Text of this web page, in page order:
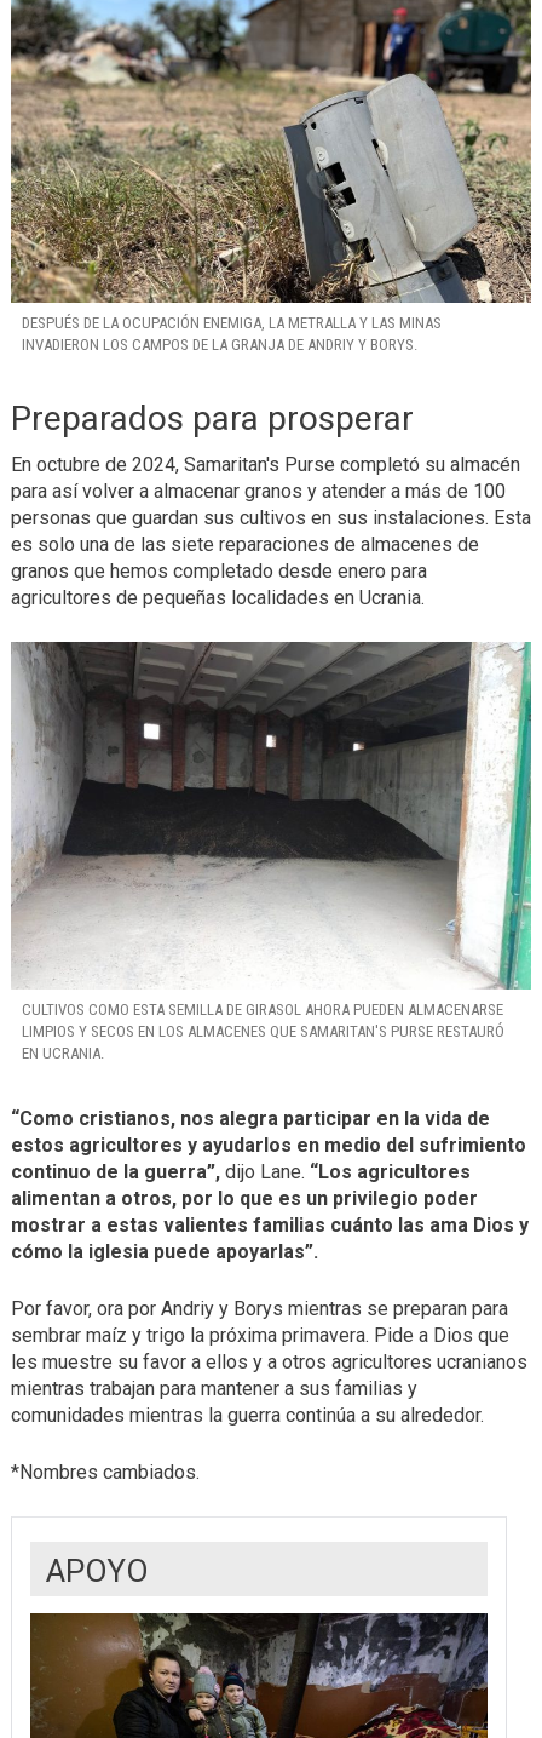
DESPUÉS DE LA OCUPACIÓN ENEMIGA, LA METRALLA Y LAS MINAS
INVADIERON LOS CAMPOS DE LA GRANJA DE ANDRIY Y BORYS.
Preparados para prosperar
En octubre de 2024, Samaritan's Purse completó su almacén
para así volver a almacenar granos y atender a más de 100
personas que guardan sus cultivos en sus instalaciones. Esta
es solo una de las siete reparaciones de almacenes de
granos que hemos completado desde enero para
agricultores de pequeñas localidades en Ucrania.
CULTIVOS COMO ESTA SEMILLA DE GIRASOL AHORA PUEDEN ALMACENARSE
LIMPIOS Y SECOS EN LOS ALMACENES QUE SAMARITAN'S PURSE RESTAURÓ
EN UCRANIA.
“Como cristianos, nos alegra participar en la vida de
estos agricultores y ayudarlos en medio del sufrimiento
continuo de la guerra”,dijo Lane. “Los agricultores
alimentan a otros, por lo que es un privilegio poder
mostrar a estas valientes familias cuánto las ama Dios y
cómo la iglesia puede apoyarlas”.
Por favor, ora por Andriy y Borys mientras se preparan para
sembrar maíz y trigo la próxima primavera. Pide a Dios que
les muestre su favor a ellos y a otros agricultores ucranianos
mientras trabajan para mantener a sus familias y
comunidades mientras la guerra continúa a su alrededor.
*Nombres cambiados.
APOYO